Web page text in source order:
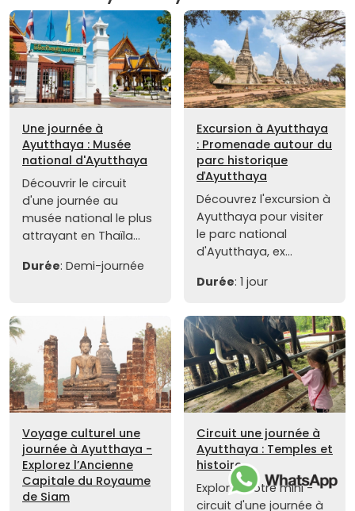
Une journée à
Ayutthaya : Musée
national d'Ayutthaya
Découvrir le circuit
d'une journée au
musée national le plus
attrayant en Thaïla...
Durée: Demi-journée
Excursion à Ayutthaya
: Promenade autour du
parc historique
ďAyutthaya
Découvrez l'excursion à
Ayutthaya pour visiter
le parc national
d'Ayutthaya, ex...
Durée: 1 jour
Voyage culturel une
journée à Ayutthaya -
Explorez l’Ancienne
Capitale du Royaume
de Siam
Circuit une journée à
Ayutthaya : Temples et
histoire
Explorez notre mini -
circuit d'une journée à